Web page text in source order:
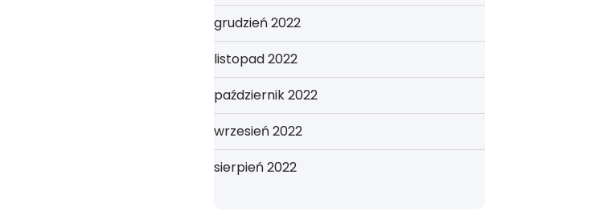
grudzień 2022
listopad 2022
październik 2022
wrzesień 2022
sierpień 2022